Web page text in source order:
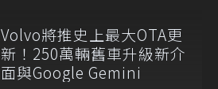
Volvo將推史上最大OTA更
新！250萬輛舊車升級新介
面與Google Gemini